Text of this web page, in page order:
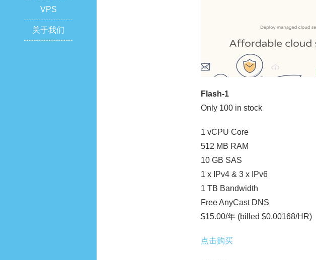
VPS
关于我们
Flash-1
Only 100 in stock
1 vCPU Core
512 MB RAM
10 GB SAS
1 x IPv4 & 3 x IPv6
1 TB Bandwidth
Free AnyCast DNS
$15.00/年 (billed $0.00168/HR)
点击购买